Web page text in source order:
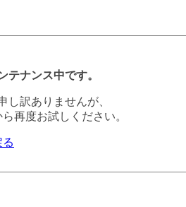
テナンス中です。
し訳ありませんが、
再度お試しください。
る